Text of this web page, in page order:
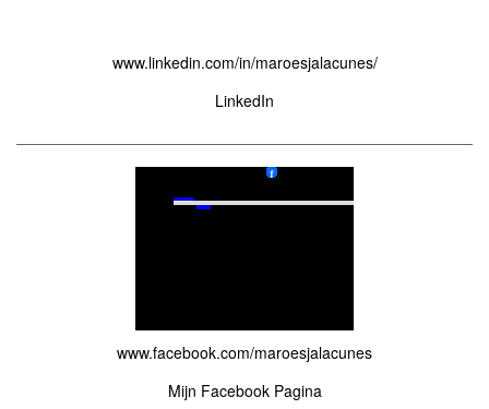
www.linkedin.com/in/maroesjalacunes/
LinkedIn
www.facebook.com/maroesjalacunes
Mijn Facebook Pagina